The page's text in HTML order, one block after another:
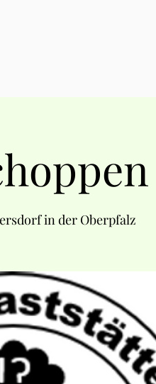
in der Oberpfalz